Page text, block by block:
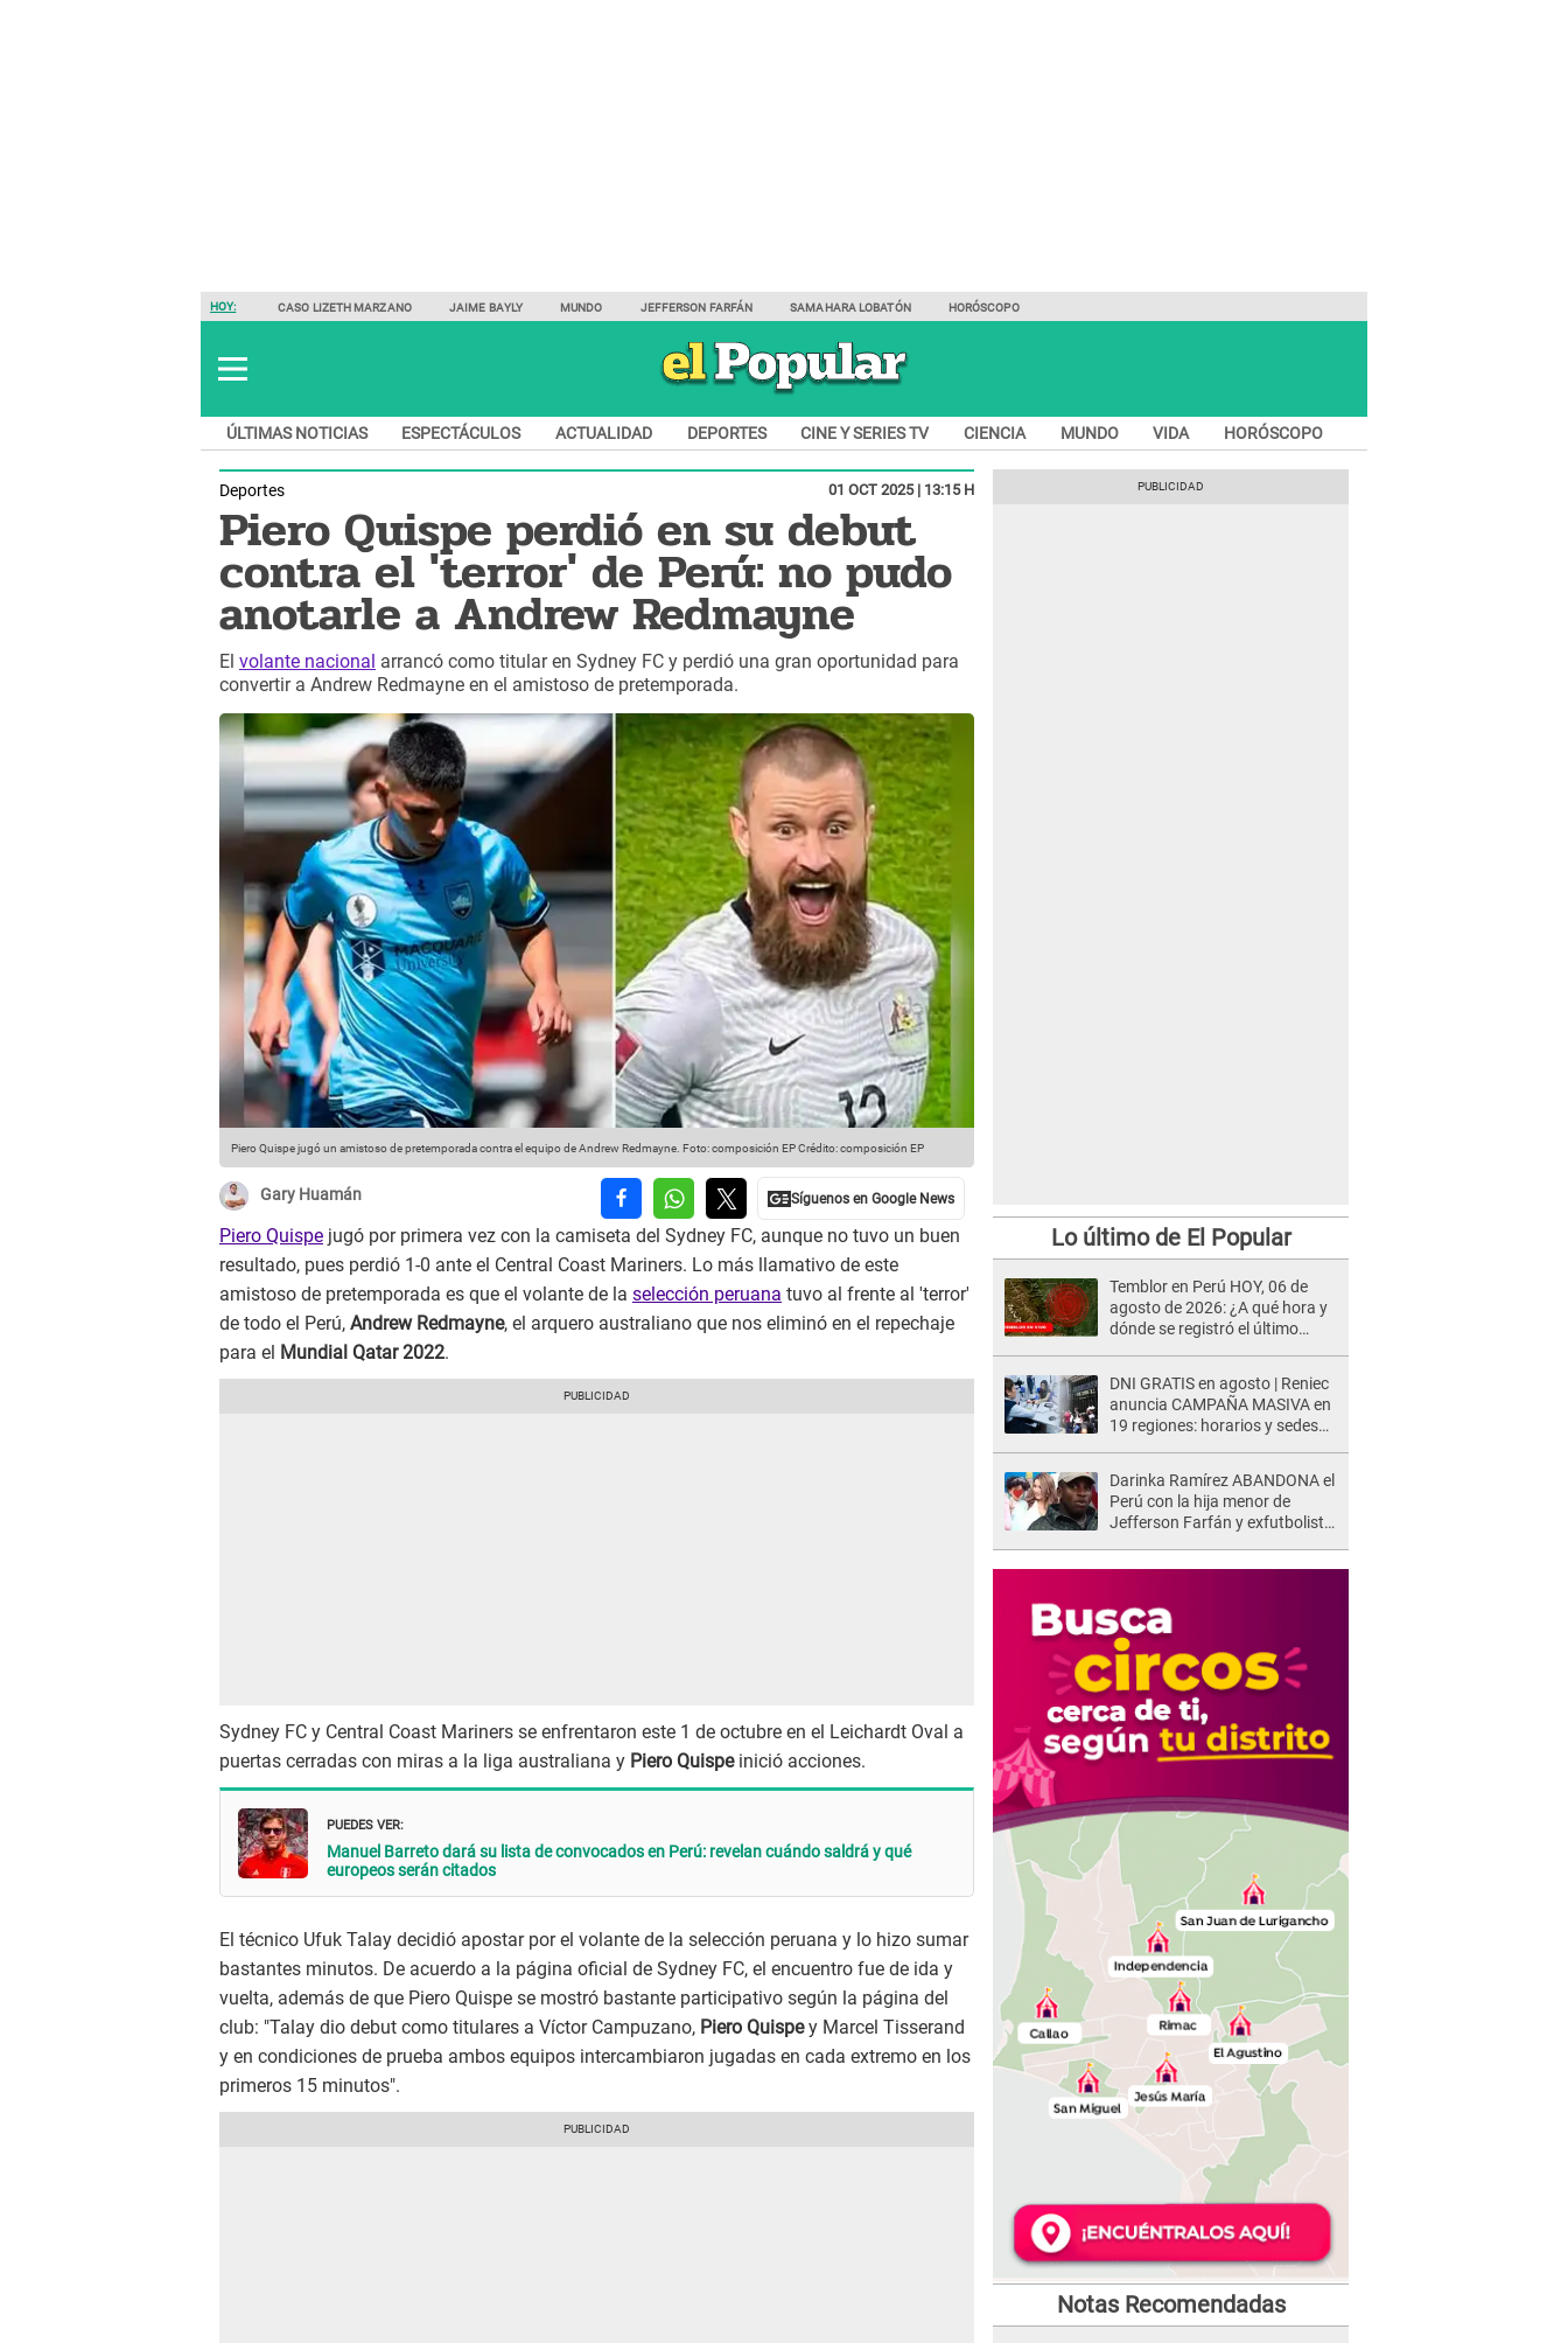
HOY: CASO LIZETH MARZANO JAIME BAYLY MUNDO JEFFERSON FARFÁN SAMAHARA LOBATÓN HORÓSCOPO
ÚLTIMAS NOTICIAS ESPECTÁCULOS ACTUALIDAD DEPORTES CINE Y SERIES TV CIENCIA MUNDO VIDA HORÓSCOPO
Deportes 01 OCT 2025 | 13:15 H
Piero Quispe perdió en su debut
contra el 'terror' de Perú: no pudo
anotarle a Andrew Redmayne
El volante nacional arrancó como titular en Sydney FC y perdió una gran oportunidad para
convertir a Andrew Redmayne en el amistoso de pretemporada.
Piero Quispe jugó un amistoso de pretemporada contra el equipo de Andrew Redmayne. Foto: composición EPCrédito: composición EP
Gary Huamán
Piero Quispe jugó por primera vez con la camiseta del Sydney FC, aunque no tuvo un buen
resultado, pues perdió 1-0 ante el Central Coast Mariners. Lo más llamativo de este
amistoso de pretemporada es que el volante de la selección peruana tuvo al frente al 'terror'
de todo el Perú, Andrew Redmayne, el arquero australiano que nos eliminó en el repechaje
para el Mundial Qatar 2022.
Sydney FC y Central Coast Mariners se enfrentaron este 1 de octubre en el Leichardt Oval a
puertas cerradas con miras a la liga australiana y Piero Quispeinició acciones.
PUEDES VER:
Manuel Barreto dará su lista de convocados en Perú: revelan cuándo saldrá y qué
europeos serán citados
El técnico Ufuk Talay decidió apostar por el volante de la selección peruana y lo hizo sumar
bastantes minutos. De acuerdo a la página oficial de Sydney FC, el encuentro fue de ida y
vuelta, además de que Piero Quispe se mostró bastante participativo según la página del
club: "Talay dio debut como titulares a Víctor Campuzano, Piero Quispey Marcel Tisserand
y en condiciones de prueba ambos equipos intercambiaron jugadas en cada extremo en los
primeros 15 minutos".
Lo último de El Popular
Temblor en Perú HOY, 06 de
agosto de 2026: ¿A qué hora y
dónde se registró el último
DNI GRATIS en agosto | Reniec
anuncia CAMPAÑA MASIVA en
19 regiones: horarios y sedes
Darinka Ramírez ABANDONA el
Perú con la hija menor de
Jefferson Farfán y exfutbolista
Notas Recomendadas